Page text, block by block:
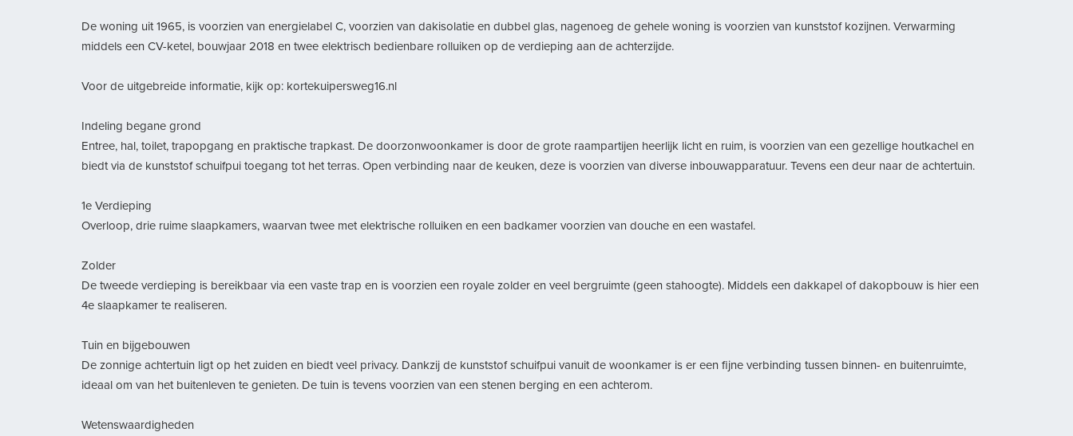
De woning uit 1965, is voorzien van energielabel C, voorzien van dakisolatie en dubbel glas, nagenoeg de gehele woning is voorzien van kunststof kozijnen. Verwarming
middels een CV-ketel, bouwjaar 2018 en twee elektrisch bedienbare rolluiken op de verdieping aan de achterzijde.
Voor de uitgebreide informatie, kijk op: kortekuipersweg16.nl
Indeling begane grond
Entree, hal, toilet, trapopgang en praktische trapkast. De doorzonwoonkamer is door de grote raampartijen heerlijk licht en ruim, is voorzien van een gezellige houtkachel en
biedt via de kunststof schuifpui toegang tot het terras. Open verbinding naar de keuken, deze is voorzien van diverse inbouwapparatuur. Tevens een deur naar de achtertuin.
1e Verdieping
Overloop, drie ruime slaapkamers, waarvan twee met elektrische rolluiken en een badkamer voorzien van douche en een wastafel.
Zolder
De tweede verdieping is bereikbaar via een vaste trap en is voorzien een royale zolder en veel bergruimte (geen stahoogte). Middels een dakkapel of dakopbouw is hier een
4e slaapkamer te realiseren.
Tuin en bijgebouwen
De zonnige achtertuin ligt op het zuiden en biedt veel privacy. Dankzij de kunststof schuifpui vanuit de woonkamer is er een fijne verbinding tussen binnen- en buitenruimte,
ideaal om van het buitenleven te genieten. De tuin is tevens voorzien van een stenen berging en een achterom.
Wetenswaardigheden